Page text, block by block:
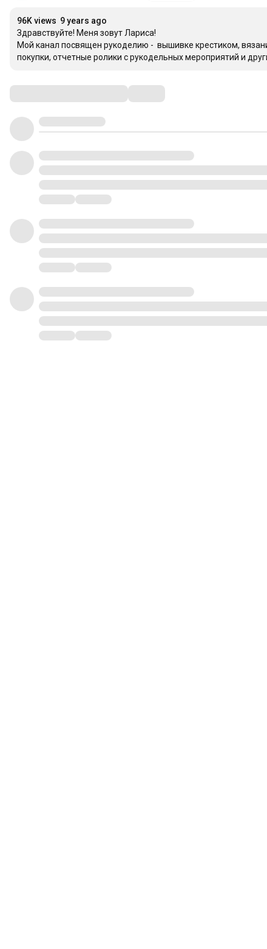
96K views 9 years ago
Здравствуйте! Меня зовут Лариса!
Мой канал посвящен рукоделию -  вышивке крестиком,
покупки, отчетные ролики с рукодельных мероприятий и